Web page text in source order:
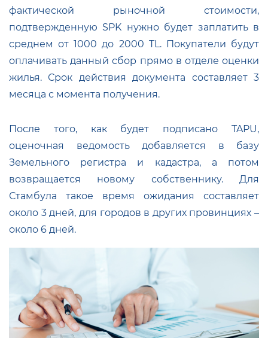
фактической рыночной стоимости,
подтвержденную SPK нужно будет заплатить в
среднем от 1000 до 2000 TL. Покупатели будут
оплачивать данный сбор прямо в отделе оценки
жилья. Срок действия документа составляет 3
месяца с момента получения.
После того, как будет подписано TAPU,
оценочная ведомость добавляется в базу
Земельного регистра и кадастра, а потом
возвращается новому собственнику. Для
Стамбула такое время ожидания составляет
около 3 дней, для городов в других провинциях –
около 6 дней.